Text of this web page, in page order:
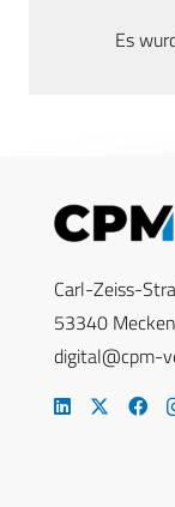
Es
Carl-Zeiss-
53340
digital@cpm-